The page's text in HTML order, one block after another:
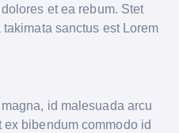
et ea rebum. Stet
sanctus est Lorem
id malesuada arcu
bibendum commodo id